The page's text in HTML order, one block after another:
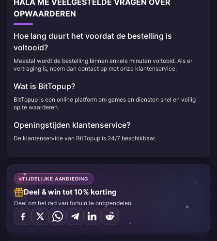
OPWAARDEREN
Hoe lang duurt het voordat de bestelling is
voltooid?
Meestal wordt de bestelling binnen enkele minuten voltooid. Als er
vertraging is, neem dan contact op met onze klantenservice.
Wat is BitTopup?
BitTopup is een online platform om games en diensten snel en veilig
op te waarderen.
Openingstijden klantenservice?
De klantenservice van BitTopup is 24/7 beschikbaar.
TIJDELIJKE AANBIEDING
Deel & win tot 10% korting
Deel om het rad van fortuin te ontgrendelen.